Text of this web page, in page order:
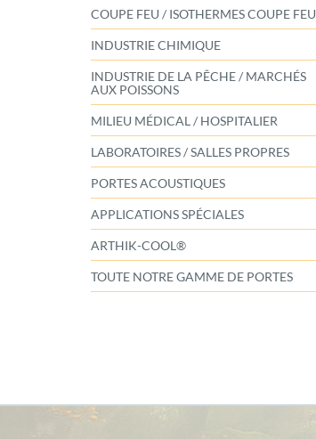
COUPE FEU / ISOTHERMES COUPE FEU
INDUSTRIE CHIMIQUE
INDUSTRIE DE LA PÊCHE / MARCHÉS
AUX POISSONS
MILIEU MÉDICAL / HOSPITALIER
LABORATOIRES / SALLES PROPRES
PORTES ACOUSTIQUES
APPLICATIONS SPÉCIALES
ARTHIK-COOL®
TOUTE NOTRE GAMME DE PORTES